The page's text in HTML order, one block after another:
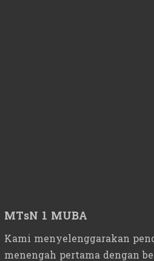
MTsN 1 MUBA
Kami menyelenggarakan
menengah pertama dengan